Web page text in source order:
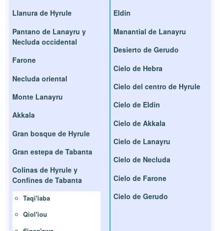
Llanura de Hyrule
Pantano de Lanayru y
Necluda occidental
Farone
Necluda oriental
Monte Lanayru
Akkala
Gran bosque de Hyrule
Gran estepa de Tabanta
Colinas de Hyrule y
Confines de Tabanta
Taqi'iaba
Qiol'iou
Eldin
Manantial de Lanayru
Desierto de Gerudo
Cielo de Hebra
Cielo del centro de Hyrule
Cielo de Eldin
Cielo de Akkala
Cielo de Lanayru
Cielo de Necluda
Cielo de Farone
Cielo de Gerudo